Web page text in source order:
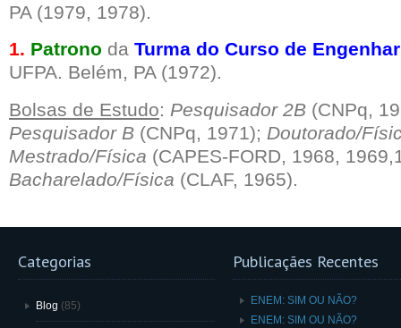
PA (1979, 1978).
1. Patrono da Turma do Curso de
UFPA. Belém, PA (1972).
Bolsas de Estudo: Pesquisador 2B (CNPq,
Pesquisador B (CNPq, 1971); Doutorado/
Mestrado/Física (CAPES-FORD, 1968,
Bacharelado/Física (CLAF, 1965).
Categorias
Blog (85)
Publicaçães Recentes
ENEM: SIM OU NÃO?
ENEM: SIM OU NÃO?